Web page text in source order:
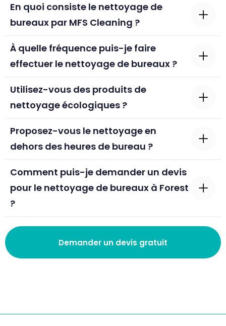
En quoi consiste le nettoyage de
bureaux par MFS Cleaning ?
À quelle fréquence puis-je faire
effectuer le nettoyage de bureaux ?
Utilisez-vous des produits de
nettoyage écologiques ?
Proposez-vous le nettoyage en
dehors des heures de bureau ?
Comment puis-je demander un devis
pour le nettoyage de bureaux à Forest
?
Demander un devis gratuit